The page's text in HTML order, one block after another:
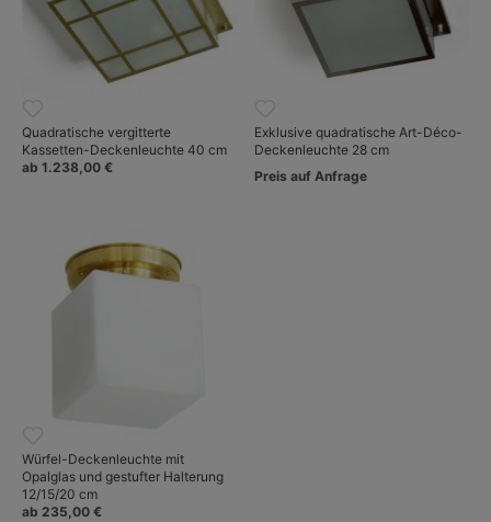
Quadratische vergitterte
Kassetten-Deckenleuchte 40 cm
ab 1.238,00 €
Exklusive quadratische Art-Déco-
Deckenleuchte 28 cm
Preis auf Anfrage
Würfel-Deckenleuchte mit
Opalglas und gestufter Halterung
12/15/20 cm
ab 235,00 €